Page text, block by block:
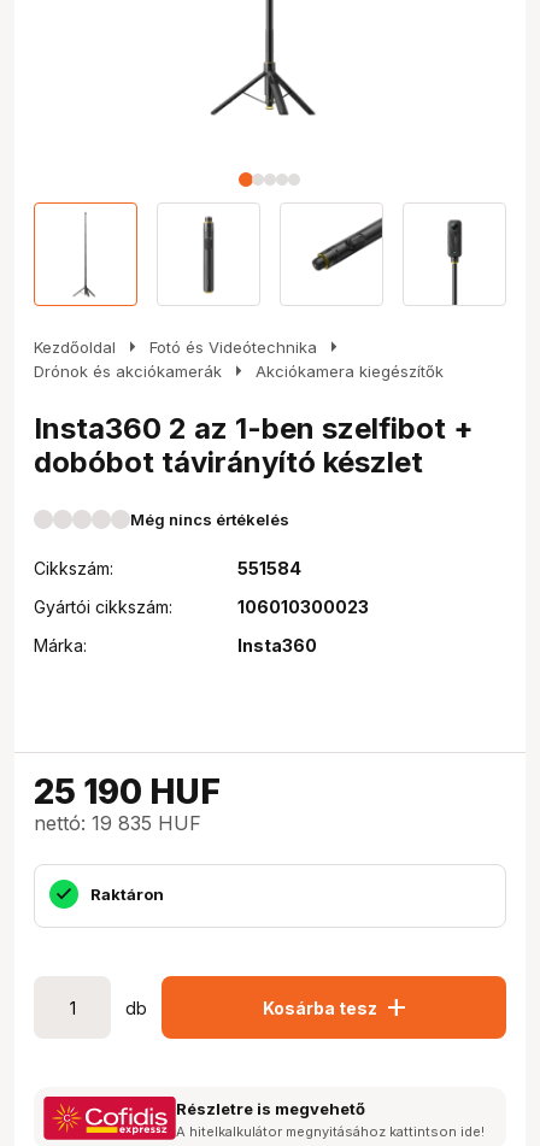
Kezdőoldal arrow_right Fotó és Videótechnika arrow_right
Drónok és akciókamerák arrow_right Akciókamera kiegészítők
Insta360 2 az 1-ben szelfibot +
dobóbot távirányító készlet
Még nincs értékelés
Cikkszám:
551584
Gyártói cikkszám:
106010300023
Márka:
Insta360
25 190 HUF
nettó: 19 835 HUF
Raktáron
db Kosárba tesz add
Részletre is megvehető
A hitelkalkulátor megnyitásához kattintson ide!